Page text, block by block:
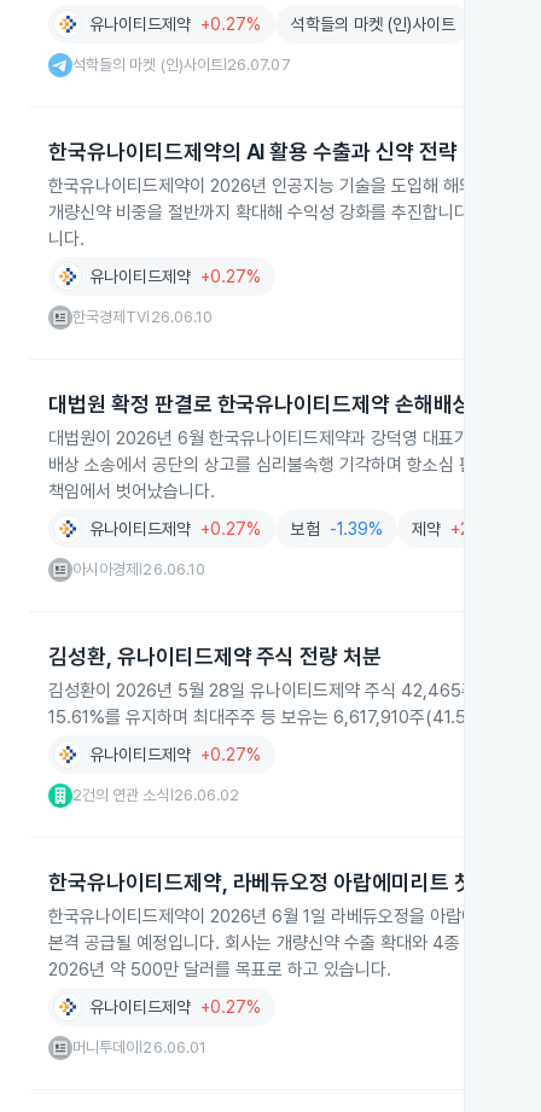
유나이티드제약 +0.27% 석학들의 마켓 (인)사이트
석학들의 마켓 (인)사이트 26.07.07
한국유나이티드제약의 AI 활용 수출과 신약 전략
한국유나이티드제약이 2026년 인공지능 기술을 도입해 해외 거래처
개량신약 비중을 절반까지 확대해 수익성 강화를 추진합니다. 17종
니다.
유나이티드제약 +0.27%
한국경제TV 26.06.10
대법원 확정 판결로 한국유나이티드제약 손해배상 면책
대법원이 2026년 6월 한국유나이티드제약과 강덕영 대표가 국민건
배상 소송에서 공단의 상고를 심리불속행 기각하며 항소심 판결을 확
책임에서 벗어났습니다.
유나이티드제약 +0.27% 보험 -1.39% 제약 +2.82%
아시아경제 26.06.10
김성환, 유나이티드제약 주식 전량 처분
김성환이 2026년 5월 28일 유나이티드제약 주식 42,465주(0.27%)
15.61%를 유지하며 최대주주 등 보유는 6,617,910주(41.59%)다.
유나이티드제약 +0.27%
2건의 연관 소식 26.06.02
한국유나이티드제약, 라베듀오정 아랍에미리트 첫 수출
한국유나이티드제약이 2026년 6월 1일 라베듀오정을 아랍에미리트
본격 공급될 예정입니다. 회사는 개량신약 수출 확대와 4종 추가 등
2026년 약 500만 달러를 목표로 하고 있습니다.
유나이티드제약 +0.27%
머니투데이 26.06.01